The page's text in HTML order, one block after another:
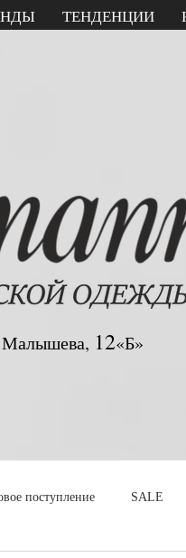
Малышева, 12«Б»
ТЕНДЕНЦИИ
поступление SALE